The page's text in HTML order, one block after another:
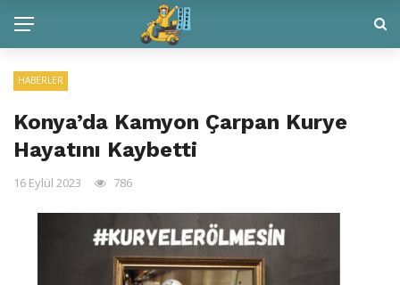
HABERLER
Konya’da Kamyon Çarpan Kurye
Hayatını Kaybetti
16 Eylül 2023 786